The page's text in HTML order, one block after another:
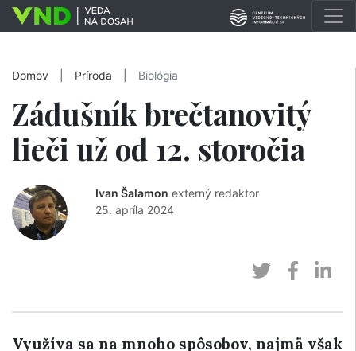
Domov Príroda Biológia
Zádušník brečtanovitý
lieči už od 12. storočia
Ivan Šalamon externý redaktor
25. apríla 2024
Využíva sa na mnoho spôsobov, najmä však